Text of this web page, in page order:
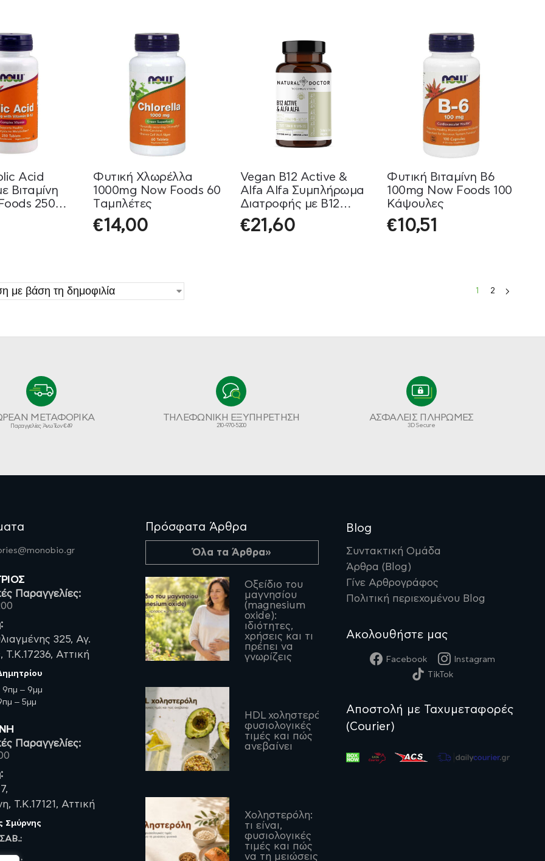
Acid
Βιταμίνη
250
Φυτική Χλωρέλλα
1000mg Now Foods 60
Tαμπλέτες
€14,00
Vegan B12 Active &
Alfa Alfa Συμπλήρωμα
Διατροφής με B12
Natural Doctor 120
Κάψουλες
€21,60
Φυτική Βιταμίνη B6
100mg Now Foods 100
Κάψουλες
€10,51
1 2
ΜΕΤΑΦΟΡΙΚΑ
Παραγγελίες Άνω Των €49
ΤΗΛΕΦΩΝΙΚΗ ΕΞΥΠΗΡΕΤΗΣΗ
210-970-5200
ΑΣΦΑΛΕΙΣ ΠΛΗΡΩΜΕΣ
3D Secure
Παραγγελίες:
325, Αγ.
Τ.Κ.17236, Αττική
9πμ – 9μμ
– 5μμ
Παραγγελίες:
Τ.Κ.17121, Αττική
Σμύρνης
Πρόσφατα Άρθρα
Όλα τα Άρθρα»
Οξείδιο του
μαγνησίου
(magnesium
oxide):
ιδιότητες,
χρήσεις και τι
πρέπει να
γνωρίζεις
HDL χοληστερόλη:
φυσιολογικές
τιμές και πώς
ανεβαίνει
Χοληστερόλη:
τι είναι,
φυσιολογικές
τιμές και πώς
να τη μειώσεις
Blog
Συντακτική Ομάδα
Άρθρα (Blog)
Γίνε Αρθρογράφος
Πολιτική περιεχομένου Blog
Ακολουθήστε μας
Facebook
Instagram
TikTok
Αποστολή με Ταχυμεταφορές
(Courier)